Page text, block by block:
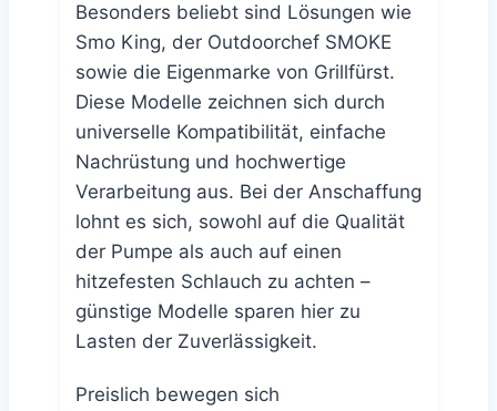
Besonders beliebt sind Lösungen wie
Smo King, der Outdoorchef SMOKE
sowie die Eigenmarke von Grillfürst.
Diese Modelle zeichnen sich durch
universelle Kompatibilität, einfache
Nachrüstung und hochwertige
Verarbeitung aus. Bei der Anschaffung
lohnt es sich, sowohl auf die Qualität
der Pumpe als auch auf einen
hitzefesten Schlauch zu achten –
günstige Modelle sparen hier zu
Lasten der Zuverlässigkeit.
Preislich bewegen sich